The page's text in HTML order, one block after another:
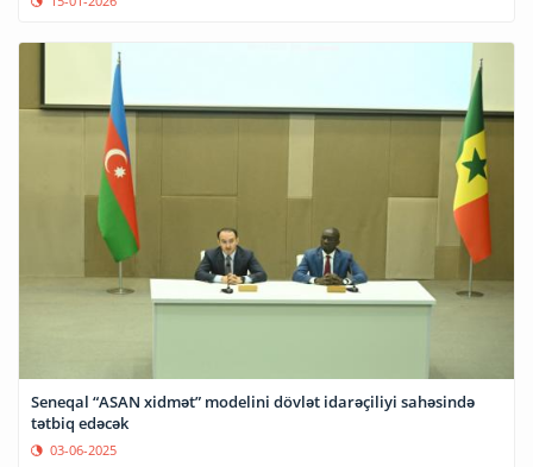
Seneqal “ASAN xidmət” modelini dövlət idarəçiliyi sahəsində
tətbiq edəcək
03-06-2025